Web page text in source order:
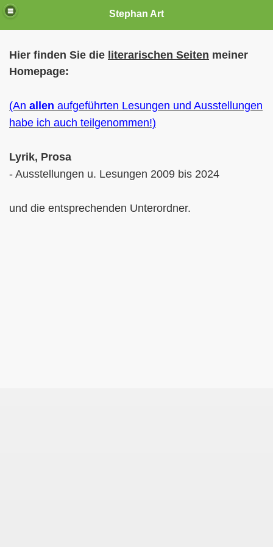
Stephan Art
Hier finden Sie die literarischen Seiten meiner
Homepage:
(An allen aufgeführten Lesungen und Ausstellungen
habe ich auch teilgenommen!)
Lyrik, Prosa
- Ausstellungen u. Lesungen 2009 bis 2024
und die entsprechenden Unterordner.